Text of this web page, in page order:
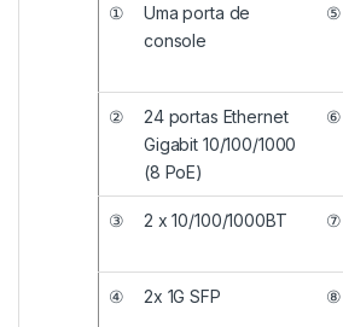
①
Uma porta de
console
⑤
②
24 portas Ethernet
Gigabit 10/100/1000
(8 PoE)
⑥
③ 2 x 10/100/1000BT ⑦
④ 2x 1G SFP ⑧